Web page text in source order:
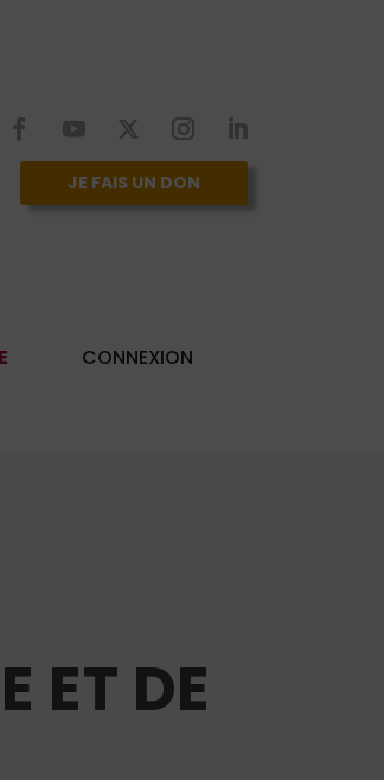
JE FAIS UN DON
CONNEXION
ET DE